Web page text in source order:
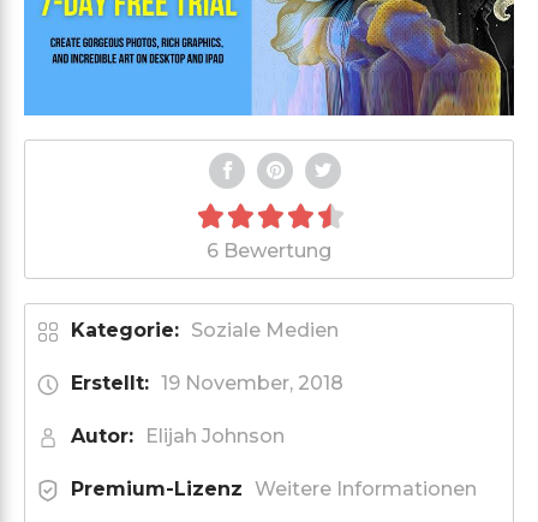
6 Bewertung
Kategorie: Soziale Medien
Erstellt: 19 November, 2018
Autor: Elijah Johnson
Premium-Lizenz Weitere Informationen